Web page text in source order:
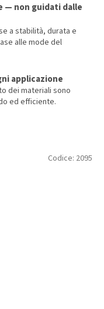
— non guidati dalle
a stabilità, durata e
alle mode del
applicazione
dei materiali sono
ed efficiente.
Codice: 2095